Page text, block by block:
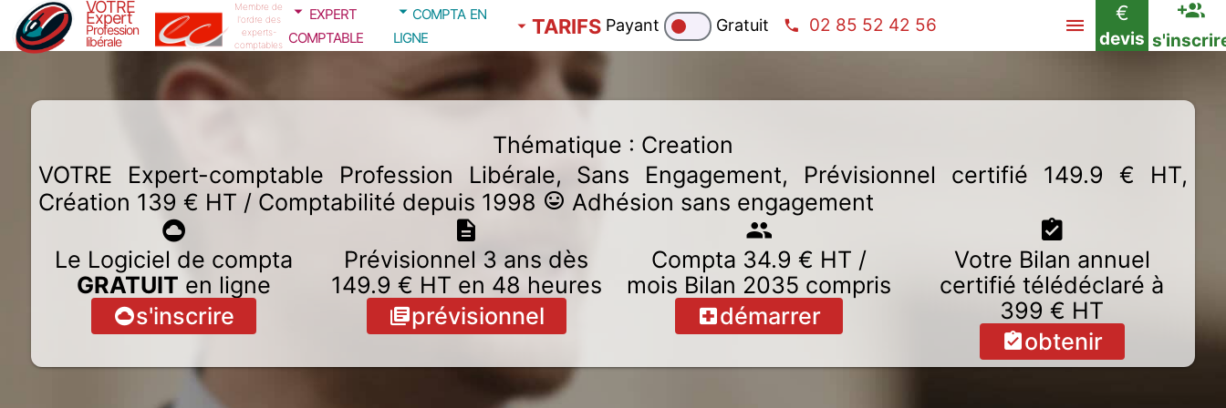
VOTRE
Expert
Profession
libérale
Membre de
l'ordre des
experts-
comptables
expert
comptable
compta en
ligne
TARIFS Payant Gratuit 02 85 52 42 56
€
devis
Thématique : Creation
VOTRE Expert-comptable Profession Libérale, Sans Engagement, Prévisionnel certifié 149.9 € HT,
Création 139 € HT / Comptabilité depuis 1998
Adhésion sans engagement
Le Logiciel de compta
GRATUIT en ligne
s'inscrire
Prévisionnel 3 ans dès
149.9 € HT en 48 heures
prévisionnel
Compta 34.9 € HT /
mois Bilan 2035 compris
démarrer
Votre Bilan annuel
certifié télédéclaré à
399 € HT
obtenir